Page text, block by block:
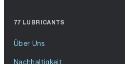
77 LUBRICANTS
Über Uns
Nachhaltigkeit